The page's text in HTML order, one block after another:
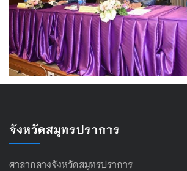
จังหวัดสมุทรปราการ
ศาลากลางจังหวัดสมุทรปราการ